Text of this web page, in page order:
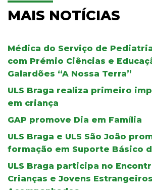
MAIS NOTÍCIAS
Médica do Serviço de
com Prémio Ciências e
Galardões “A Nossa Terra”
ULS Braga realiza primeiro
em criança
GAP promove Dia em Família
ULS Braga e ULS São João
formação em Suporte Básico
ULS Braga participa no
Crianças e Jovens